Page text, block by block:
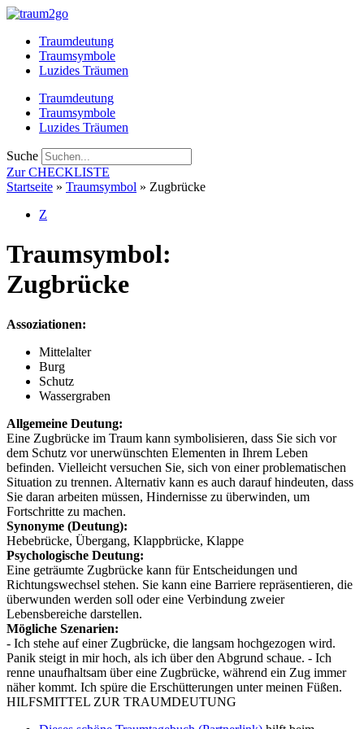
Zum
springenTraumdeutung
Traumsymbole
Luzides Träumen
Traumdeutung
Traumsymbole
Luzides Träumen
Suche
Zur CHECKLISTE
Startseite » Traumsymbol » Zugbrücke
Z
Traumsymbol:
Zugbrücke
Assoziationen:
Mittelalter
Burg
Schutz
Wassergraben
Allgemeine Deutung:
Eine Zugbrücke im Traum kann symbolisieren, dass Sie sich vor
dem Schutz vor unerwünschten Elementen in Ihrem Leben
befinden. Vielleicht versuchen Sie, sich von einer problematischen
Situation zu trennen. Alternativ kann es auch darauf hindeuten, dass
Sie daran arbeiten müssen, Hindernisse zu überwinden, um
Fortschritte zu machen.
Synonyme (Deutung):
Hebebrücke, Übergang, Klappbrücke, Klappe
Psychologische Deutung:
Eine geträumte Zugbrücke kann für Entscheidungen und
Richtungswechsel stehen. Sie kann eine Barriere repräsentieren, die
überwunden werden soll oder eine Verbindung zweier
Lebensbereiche darstellen.
Mögliche Szenarien:
- Ich stehe auf einer Zugbrücke, die langsam hochgezogen wird.
Panik steigt in mir hoch, als ich über den Abgrund schaue. - Ich
renne unaufhaltsam über eine Zugbrücke, während ein Zug immer
näher kommt. Ich spüre die Erschütterungen unter meinen Füßen.
HILFSMITTEL ZUR TRAUMDEUTUNG